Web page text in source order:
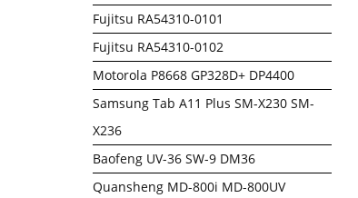
Fujitsu RA54310-0101
Fujitsu RA54310-0102
Motorola P8668 GP328D+ DP4400
Samsung Tab A11 Plus SM-X230 SM-
X236
Baofeng UV-36 SW-9 DM36
Quansheng MD-800i MD-800UV